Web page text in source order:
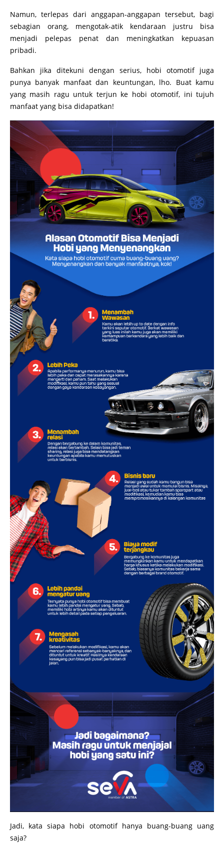
Namun, terlepas dari anggapan-anggapan tersebut, bagi
sebagian orang, mengotak-atik kendaraan justru bisa
menjadi pelepas penat dan meningkatkan kepuasan
pribadi.
Bahkan jika ditekuni dengan serius, hobi otomotif juga
punya banyak manfaat dan keuntungan, lho. Buat kamu
yang masih ragu untuk terjun ke hobi otomotif, ini tujuh
manfaat yang bisa didapatkan!
Jadi, kata siapa hobi otomotif hanya buang-buang uang
saja?